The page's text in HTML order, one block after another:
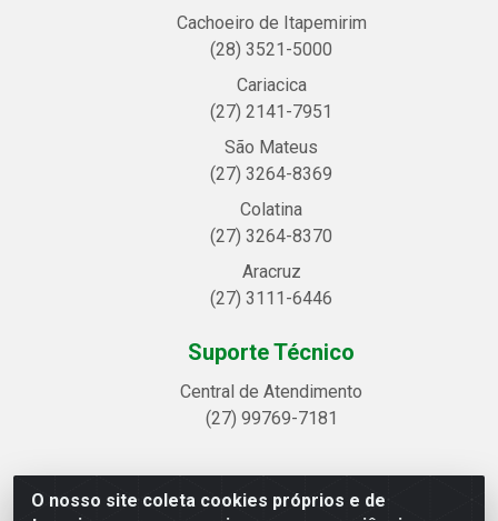
O nosso site coleta cookies próprios e de
Cachoeiro de Itapemirim
(28) 3521-5000
Cariacica
(27) 2141-7951
São Mateus
(27) 3264-8369
Colatina
(27) 3264-8370
Aracruz
(27) 3111-6446
Suporte Técnico
Central de Atendimento
(27) 99769-7181
Linhavix Distribuidora LTDA - Avenida Alegre, 2521 -